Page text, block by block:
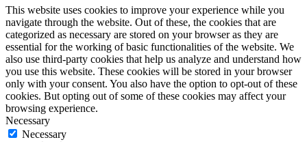
This website uses cookies to improve your experience while you
navigate through the website. Out of these, the cookies that are
categorized as necessary are stored on your browser as they are
essential for the working of basic functionalities of the website. We
also use third-party cookies that help us analyze and understand how
you use this website. These cookies will be stored in your browser
only with your consent. You also have the option to opt-out of these
cookies. But opting out of some of these cookies may affect your
browsing experience.
Necessary
Necessary